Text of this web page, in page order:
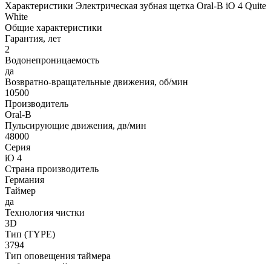
Характеристики Электрическая зубная щетка Oral-B iO 4 Quite
White
Общие характеристики
Гарантия, лет
2
Водонепроницаемость
да
Возвратно-вращательные движения, об/мин
10500
Производитель
Oral-B
Пульсирующие движения, дв/мин
48000
Серия
iO 4
Страна производитель
Германия
Таймер
да
Технология чистки
3D
Тип (TYPE)
3794
Тип оповещения таймера